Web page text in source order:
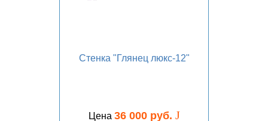
Стенка "Глянец люкс-12"
Цена 36 000 руб. J